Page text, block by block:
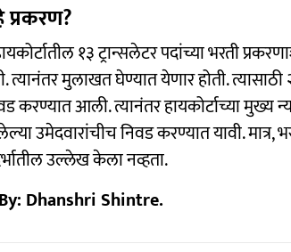
१३ ट्रान्सलेटर पदांच्या भरती
त्यानंतर मुलाखत घेण्यात येणार होती.
करण्यात आली. त्यानंतर हायकोर्टाच्या मुख्य
उमेदवारांचीच निवड करण्यात यावी. मात्र,
उल्लेख केला नव्हता.
Dhanshri Shintre.